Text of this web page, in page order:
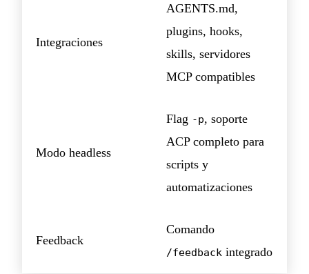
Integraciones
AGENTS.md,
plugins, hooks,
skills, servidores
MCP compatibles
Modo headless
Flag -p, soporte
ACP completo para
scripts y
automatizaciones
Feedback
Comando
/feedback integrado